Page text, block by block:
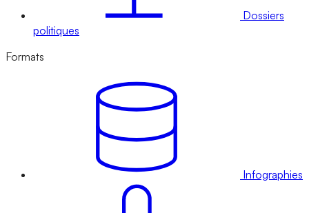
Dossiers
politiques
Formats
Infographies